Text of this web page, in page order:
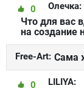
Олечка:
0
Что для вас
на создание
Free-Art: Сама
LILIYA:
0